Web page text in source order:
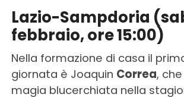
Lazio-Sampdoria
febbraio, ore 15:00)
Nella formazione di casa il
giornata è Joaquin Correa,
magia blucerchiata nella